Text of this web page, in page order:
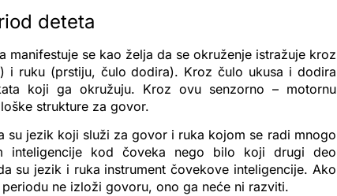
deteta
manifestuje se kao želja da se okruženje istražuje kroz
i ruku (prstiju, čulo dodira). Kroz čulo ukusa i dodira
koji ga okružuju. Kroz ovu senzorno – motornu
strukture za govor.
su jezik koji služi za govor i ruka kojom se radi mnogo
inteligencije kod čoveka nego bilo koji drugi deo
su jezik i ruka instrument čovekove inteligencije. Ako
ne izloži govoru, ono ga neće ni razviti.